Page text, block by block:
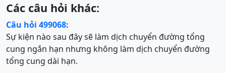
Các câu hỏi khác:
Câu hỏi 499068:
Sự kiện nào sau đây sẽ làm dịch chuyển đường tổng
cung ngắn hạn nhưng không làm dịch chuyển đường
tổng cung dài hạn.